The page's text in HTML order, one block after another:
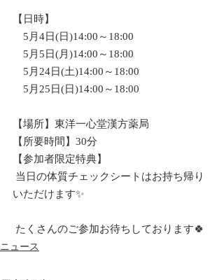
【日時】
5月4日(日)14:00～18:00
5月5日(月)14:00～18:00
5月24日(土)14:00～18:00
5月25日(日)14:00～18:00
【場所】東洋一心堂漢方薬局
【所要時間】30分
【参加者限定特典】
いただけます✨
たくさんのご参加お待ちしております🍀
ニュース